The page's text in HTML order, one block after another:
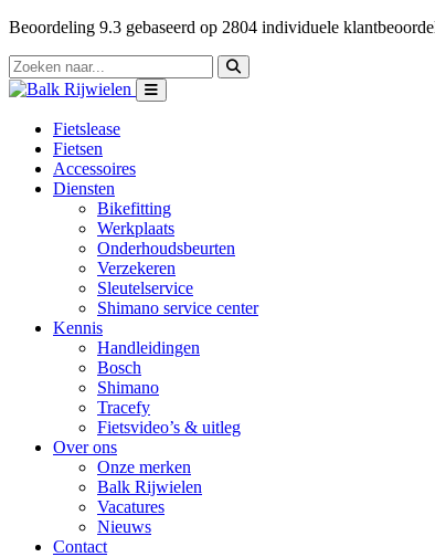
Beoordeling 9.3 gebaseerd op 2804 individuele
Fietslease
Fietsen
Accessoires
Diensten
Bikefitting
Werkplaats
Onderhoudsbeurten
Verzekeren
Sleutelservice
Shimano service center
Kennis
Handleidingen
Bosch
Shimano
Tracefy
Fietsvideo’s & uitleg
Over ons
Onze merken
Balk Rijwielen
Vacatures
Nieuws
Contact